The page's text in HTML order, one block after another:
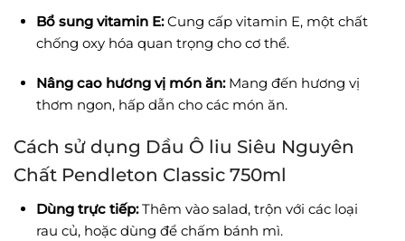
Bổ sung vitamin E:Cung cấp vitamin E, một chất
chống oxy hóa quan trọng cho cơ thể.
Nâng cao hương vị món ăn:Mang đến hương vị
thơm ngon, hấp dẫn cho các món ăn.
Cách sử dụng Dầu Ô liu Siêu Nguyên
Chất Pendleton Classic 750ml
Dùng trực tiếp:Thêm vào salad, trộn với các loại
rau củ, hoặc dùng để chấm bánh mì.